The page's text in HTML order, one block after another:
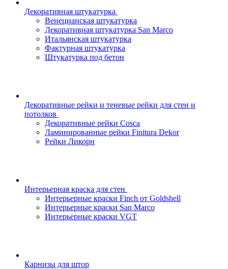
Декоративная штукатурка
Венецианская штукатурка
Декоративная штукатурка San Marco
Итальянская штукатурка
Фактурная штукатурка
Штукатурка под бетон
Декоративные рейки и теневые рейки для стен и
потолков
Декоративные рейки Cosca
Ламинированные рейки Finitura Dekor
Рейки Ликорн
Интерьерная краска для стен
Интерьерные краски Finch от Goldshell
Интерьерные краски San Marco
Интерьерные краски VGT
Карнизы для штор